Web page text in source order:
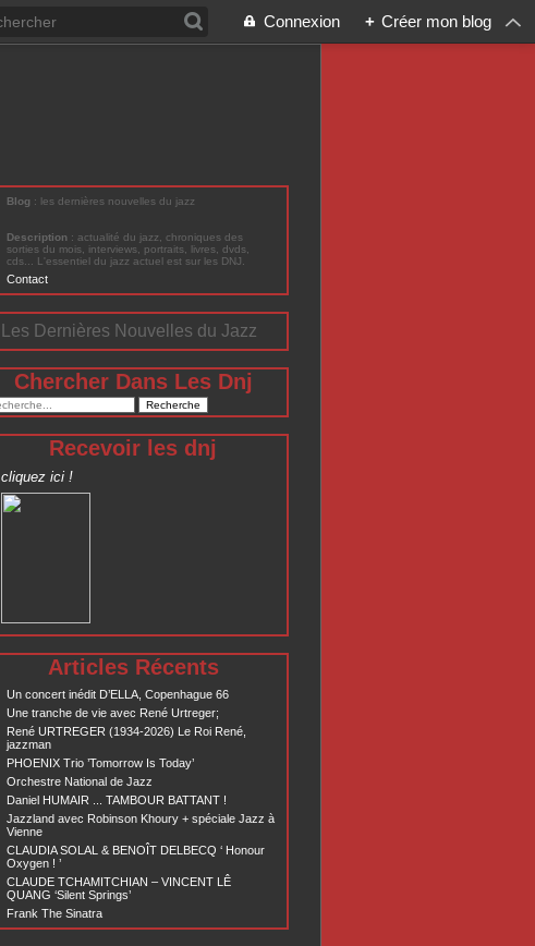
Connexion + Créer mon blog
Blog : les dernières nouvelles du jazz
Description : actualité du jazz, chroniques des
sorties du mois, interviews, portraits, livres, dvds,
cds... L'essentiel du jazz actuel est sur les DNJ.
Contact
Les Dernières Nouvelles du Jazz
Chercher Dans Les Dnj
Recevoir les dnj
cliquez ici !
Articles Récents
Un concert inédit D’ELLA, Copenhague 66
Une tranche de vie avec René Urtreger;
René URTREGER (1934-2026) Le Roi René,
jazzman
PHOENIX Trio ’Tomorrow Is Today’
Orchestre National de Jazz
Daniel HUMAIR ... TAMBOUR BATTANT !
Jazzland avec Robinson Khoury + spéciale Jazz à
Vienne
CLAUDIA SOLAL & BENOÎT DELBECQ ‘ Honour
Oxygen ! ’
CLAUDE TCHAMITCHIAN – VINCENT LÊ
QUANG ‘Silent Springs’
Frank The Sinatra